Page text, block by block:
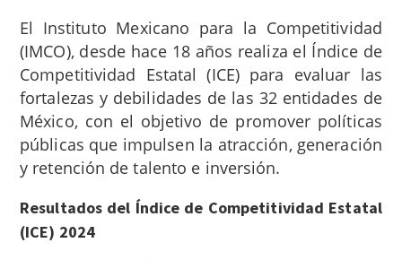
El Instituto Mexicano para la Competitividad
(IMCO), desde hace 18 años realiza el Índice de
Competitividad Estatal (ICE) para evaluar las
fortalezas y debilidades de las 32 entidades de
México, con el objetivo de promover políticas
públicas que impulsen la atracción, generación
y retención de talento e inversión.
Resultados del Índice de Competitividad Estatal
(ICE) 2024